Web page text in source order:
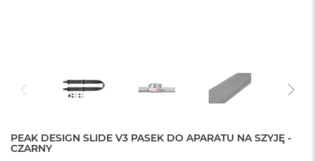
PEAK DESIGN SLIDE V3 PASEK DO APARATU NA SZYJĘ -
CZARNY